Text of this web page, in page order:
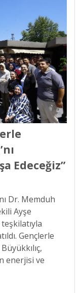
Edeceğiz”
Dr. Memduh
Ayşe
Gençlerle
enerjisi ve